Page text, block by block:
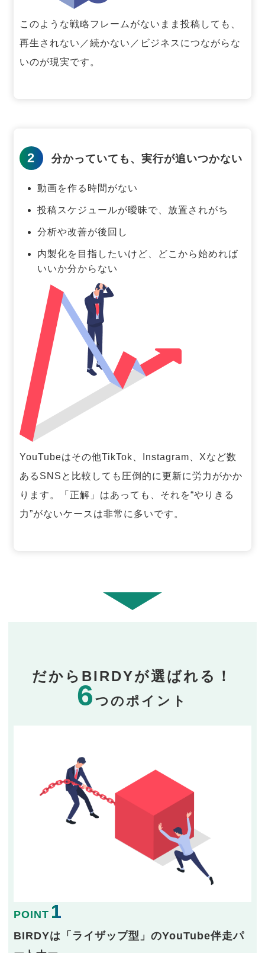
このような戦略フレームがないまま投稿しても、
再生されない／続かない／ビジネスにつながらな
いのが現実です。
2 分かっていても、実行が追いつかない
動画を作る時間がない
投稿スケジュールが曖昧で、放置されがち
分析や改善が後回し
内製化を目指したいけど、どこから始めれば
いいか分からない
YouTubeはその他TikTok、Instagram、Xなど数
あるSNSと比較しても圧倒的に更新に労力がかか
ります。「正解」はあっても、それを“やりきる
力”がないケースは非常に多いです。
だからBIRDYが選ばれる！
6つのポイント
POINT 1
BIRDYは「ライザップ型」のYouTube伴走パ